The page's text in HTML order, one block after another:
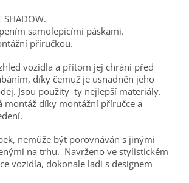
SHADOW.
samolepicími páskami.
příručkou.
vozidla a přitom jej chrání před
díky čemuž je usnadněn jeho
Jsou použity ty nejlepší materiály.
montáž díky montážní příručce a
nemůže být porovnáván s jinými
na trhu. Navrženo ve stylistickém
vozidla, dokonale ladí s designem